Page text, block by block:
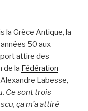
la Grèce Antique, la
50 aux
attire des
de la Fédération
Labesse,
Ce sont trois
ça m’a attiré